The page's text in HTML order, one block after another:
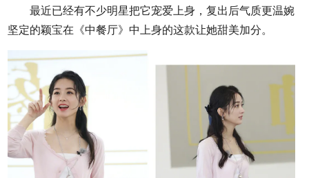
最近已经有不少明星把它宠爱上身，复出后气质更温婉
坚定的颖宝在《中餐厅》中上身的这款让她甜美加分。